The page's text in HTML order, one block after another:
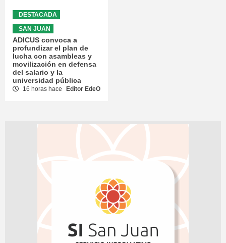
DESTACADA
SAN JUAN
ADICUS convoca a
profundizar el plan de
lucha con asambleas y
movilización en defensa
del salario y la
universidad pública
16 horas hace Editor EdeO